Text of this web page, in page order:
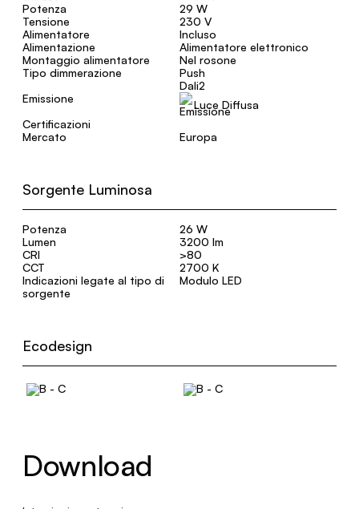
Potenza
29 W
Tensione
230 V
Alimentatore
Incluso
Alimentazione
Alimentatore elettronico
Montaggio alimentatore
Nel rosone
Tipo dimmerazione
Push
Dali2
Emissione
Luce Diffusa
Certificazioni
Mercato
Europa
Sorgente Luminosa
Potenza
26 W
Lumen
3200 lm
CRI
>80
CCT
2700 K
Indicazioni legate al tipo di
sorgente
Modulo LED
Ecodesign
Download